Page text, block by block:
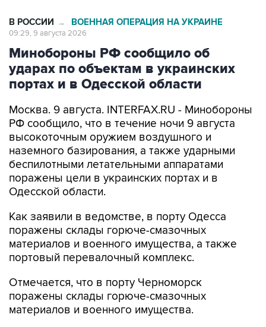
В РОССИИ → ВОЕННАЯ ОПЕРАЦИЯ НА УКРАИНЕ
09:29, 9 августа 2026
Минобороны РФ сообщило об
ударах по объектам в украинских
портах и в Одесской области
Москва. 9 августа. INTERFAX.RU - Минобороны
РФ сообщило, что в течение ночи 9 августа
высокоточным оружием воздушного и
наземного базирования, а также ударными
беспилотными летательными аппаратами
поражены цели в украинских портах и в
Одесской области.
Как заявили в ведомстве, в порту Одесса
поражены склады горюче-смазочных
материалов и военного имущества, а также
портовый перевалочный комплекс.
Отмечается, что в порту Черноморск
поражены склады горюче-смазочных
материалов и военного имущества.